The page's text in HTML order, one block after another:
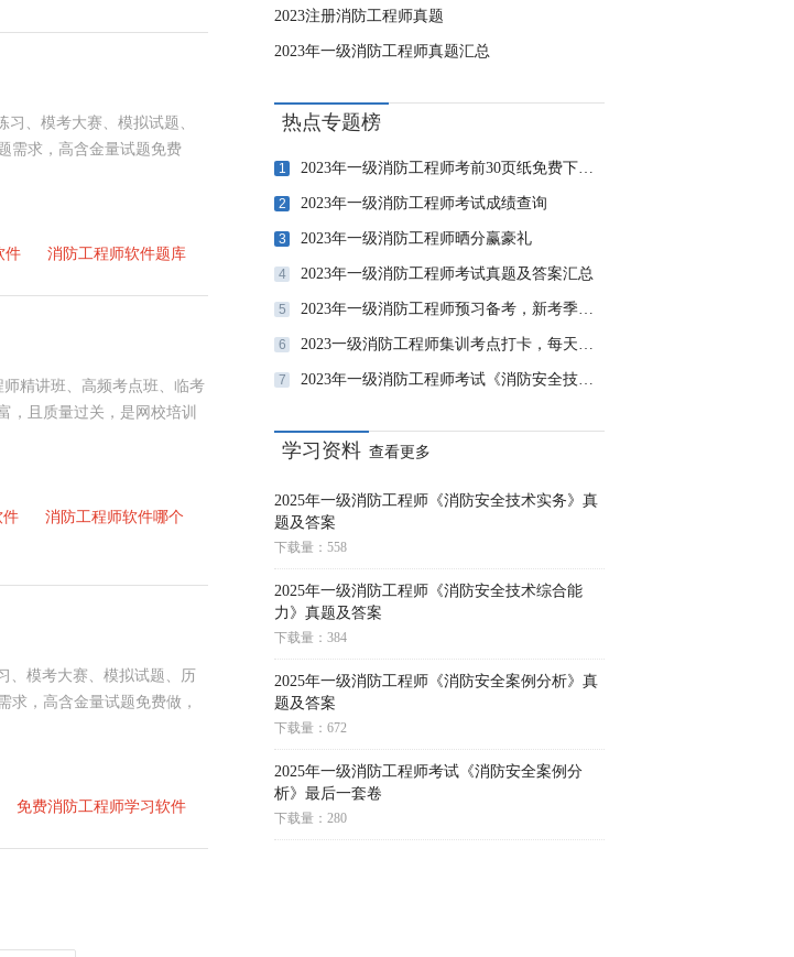
习、模考大赛、模拟试题、
需求，高含金量试题免费
件 消防工程师软件题库
精讲班、高频考点班、临考
，且质量过关，是网校培训
件
消防工程师软件哪个
、模考大赛、模拟试题、历
求，高含金量试题免费做，
免费消防工程师学习软件
2023注册消防工程师真题
2023年一级消防工程师真题汇总
热点专题榜
1 2023年一级消防工程师考前30页纸免费下载，攻破重难点！
2 2023年一级消防工程师考试成绩查询
3 2023年一级消防工程师晒分赢豪礼
4 2023年一级消防工程师考试真题及答案汇总
5 2023年一级消防工程师预习备考，新考季，“赢”战2023！
6 2023一级消防工程师集训考点打卡，每天进步一点点！
7 2023年一级消防工程师考试《消防安全技术实务》自测卷
学习资料 查看更多
2025年一级消防工程师《消防安全技术实务》真
题及答案
下载量：558
2025年一级消防工程师《消防安全技术综合能
力》真题及答案
下载量：384
2025年一级消防工程师《消防安全案例分析》真
题及答案
下载量：672
2025年一级消防工程师考试《消防安全案例分
析》最后一套卷
下载量：280